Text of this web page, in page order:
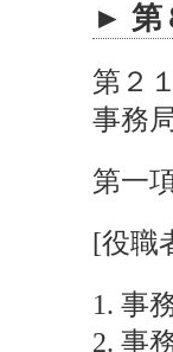
► 第
第２
事務
第一
[役職
事
事